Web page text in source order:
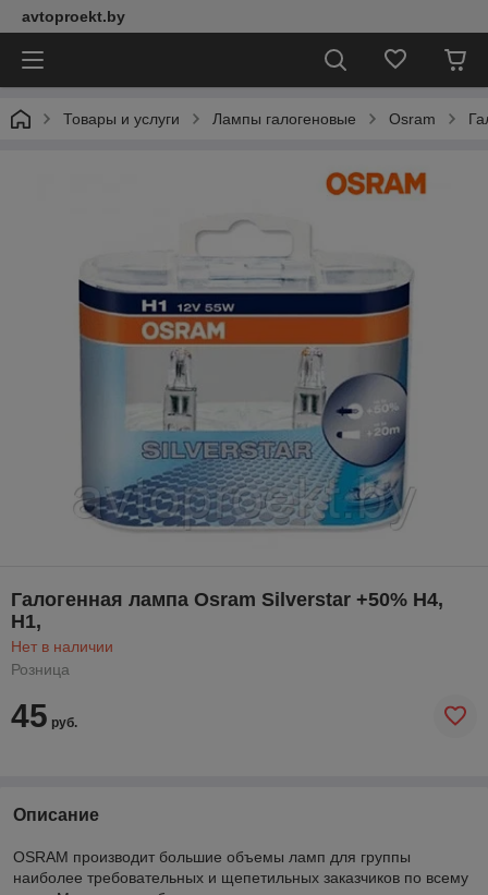
avtoproekt.by
Товары и услуги Лампы галогеновые Osram
Галогенная лампа Osram Silverstar +50% H4,
H1,
Нет в наличии
Розница
45 руб.
Описание
OSRAM производит большие объемы ламп для группы
наиболее требовательных и щепетильных заказчиков по всему